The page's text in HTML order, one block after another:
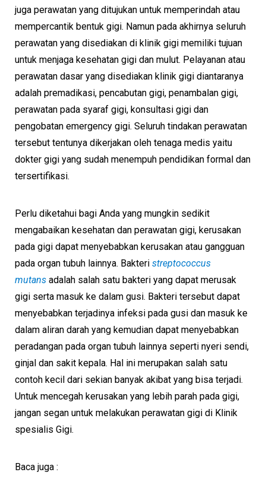
juga perawatan yang ditujukan untuk memperindah atau
mempercantik bentuk gigi. Namun pada akhirnya seluruh
perawatan yang disediakan di klinik gigi memiliki tujuan
untuk menjaga kesehatan gigi dan mulut. Pelayanan atau
perawatan dasar yang disediakan klinik gigi diantaranya
adalah premadikasi, pencabutan gigi, penambalan gigi,
perawatan pada syaraf gigi, konsultasi gigi dan
pengobatan emergency gigi. Seluruh tindakan perawatan
tersebut tentunya dikerjakan oleh tenaga medis yaitu
dokter gigi yang sudah menempuh pendidikan formal dan
tersertifikasi.
Perlu diketahui bagi Anda yang mungkin sedikit
mengabaikan kesehatan dan perawatan gigi, kerusakan
pada gigi dapat menyebabkan kerusakan atau gangguan
pada organ tubuh lainnya. Bakteri streptococcus
mutans adalah salah satu bakteri yang dapat merusak
gigi serta masuk ke dalam gusi. Bakteri tersebut dapat
menyebabkan terjadinya infeksi pada gusi dan masuk ke
dalam aliran darah yang kemudian dapat menyebabkan
peradangan pada organ tubuh lainnya seperti nyeri sendi,
ginjal dan sakit kepala. Hal ini merupakan salah satu
contoh kecil dari sekian banyak akibat yang bisa terjadi.
Untuk mencegah kerusakan yang lebih parah pada gigi,
jangan segan untuk melakukan perawatan gigi di Klinik
spesialis Gigi.
Baca juga :